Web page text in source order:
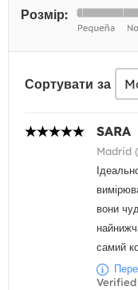
Розмір:
Сортувати за
SARA
Madrid
вони
самий
Verified